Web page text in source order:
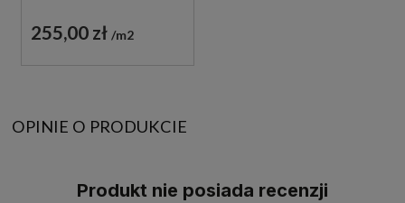
255,00 zł m2
OPINIE O PRODUKCIE
Produkt nie posiada recenzji